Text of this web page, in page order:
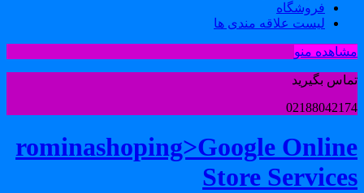
فروشگاه
لیست علاقه مندی ها
منو
بگیرید
rominashoping>Google
Store